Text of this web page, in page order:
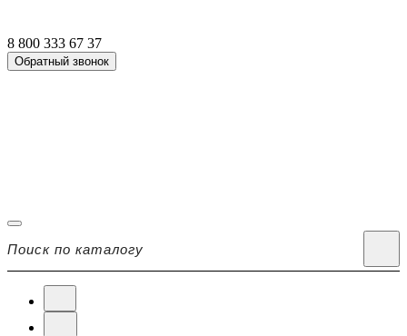
8 800 333 67 37
Обратный звонок